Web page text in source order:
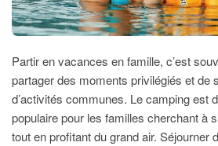
Partir en vacances en famille, c’est
partager des moments privilégiés et de
d’activités communes. Le camping est
populaire pour les familles cherchant à
tout en profitant du grand air. Séjourner